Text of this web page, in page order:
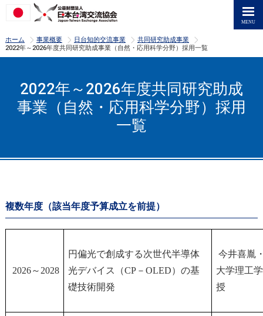
ホーム >
事業概要 >
日台知的交流事業 >
共同研究助成事業
2022年～2026年度共同研究助成事業（自然・応用科学分野）採用一覧
2022年～2026年度共同研究助成
事業（自然・応用科学分野）採用
一覧
複数年度（該当年度予算成立を前提）
2026～2028
円偏光で創成する次世代半導体
光デバイス（CP－OLED）の基
礎技術開発
今井喜胤
大学理工
授